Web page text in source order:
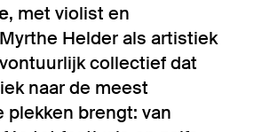
, met violist en
Helder als artistiek
collectief dat
naar de meest
brengt: van